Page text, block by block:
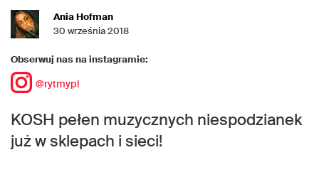
Ania Hofman
30 września 2018
Obserwuj nas na instagramie:
@rytmypl
KOSH pełen muzycznych niespodzianek
już w sklepach i sieci!